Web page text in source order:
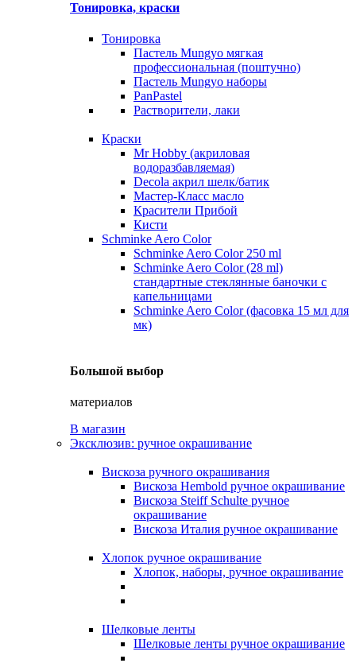
Тонировка, краски
Тонировка
Пастель Mungyo мягкая
профессиональная (поштучно)
Пастель Mungyo наборы
PanPastel
Растворители, лаки
Краски
Mr Hobby (акриловая
водоразбавляемая)
Decola акрил шелк/батик
Мастер-Класс масло
Красители Прибой
Кисти
Schminke Aero Color
Schminke Aero Color 250 ml
Schminke Aero Color (28 ml)
стандартные стеклянные баночки с
капельницами
Schminke Aero Color (фасовка 15 мл для
мк)
Большой выбор
материалов
В магазин
Эксклюзив: ручное окрашивание
Вискоза ручного окрашивания
Вискоза Hembold ручное окрашивание
Вискоза Steiff Schulte ручное
окрашивание
Вискоза Италия ручное окрашивание
Хлопок ручное окрашивание
Хлопок, наборы, ручное окрашивание
Шелковые ленты
Шелковые ленты ручное окрашивание